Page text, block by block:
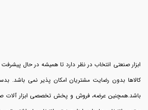
ابزار صنعتی انتخاب در نظر دارد تا همیشه در حال
کالاها بدون رضایت مشتریان امکان پذیر نمی باشد.
باشد.همچنین عرضه، فروش و پخش تخصصی ابزار آلات